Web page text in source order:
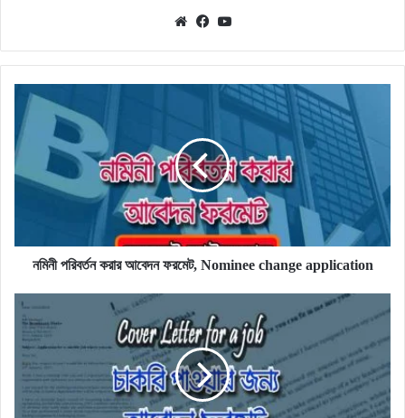
WebsiteFacebook
নমিনী
পরিবর্তন
করার
আবেদন
ফরমেট,
Nominee
নমিনী পরিবর্তন করার আবেদন ফরমেট, Nominee change application
চাকরি
পাওয়ার
জন্য
আবেদনপত্র
লেখার
নিয়ম,